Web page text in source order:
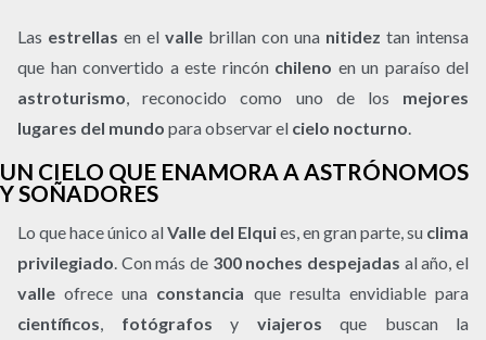
Las estrellas en el valle brillan con una nitidez tan intensa
que han convertido a este rincón chileno en un paraíso del
astroturismo , reconocido como uno de los mejores
lugares del mundo para observar el cielo nocturno
UN CIELO QUE ENAMORA A ASTRÓNOMOS
Y SOÑADORES
Lo que hace único alValle del Elquies, en gran parte, su clima
privilegiado. Con más de 300 noches despejadas al año, el
valle ofrece una constancia que resulta envidiable para
científicos, fotógrafos y viajeros que buscan la